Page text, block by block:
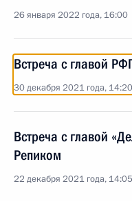
26 января 2022 года, 16:00
Встреча с главой
30 декабря 2021 года, 14:20
Встреча с главой
Репиком
22 декабря 2021 года, 14:05